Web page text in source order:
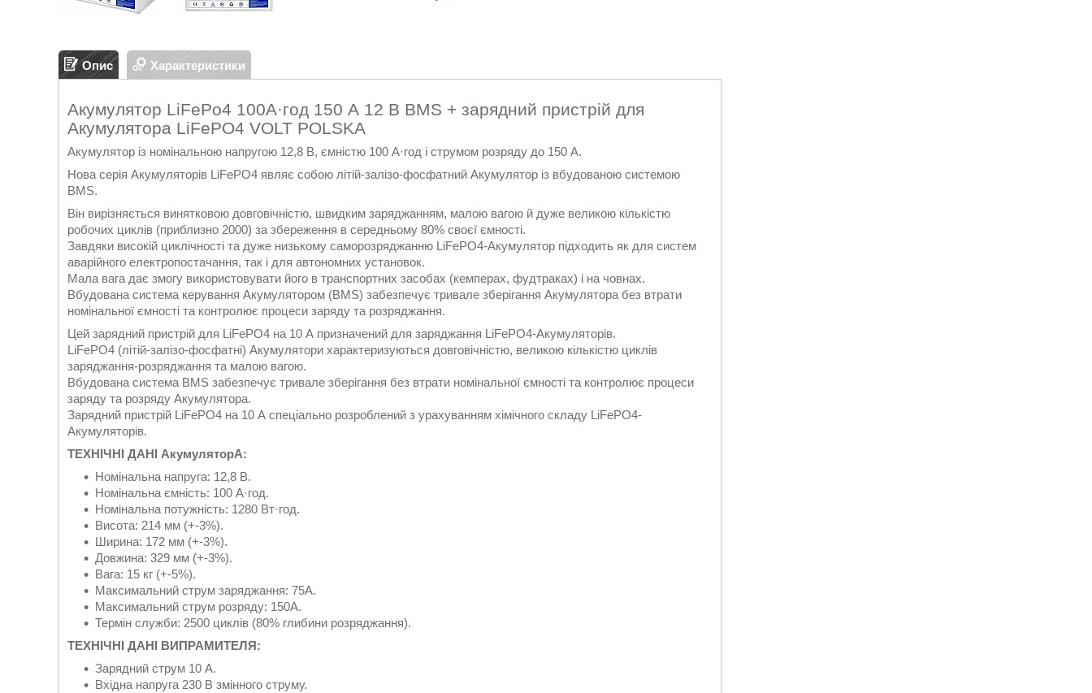
Опис Характеристики
Акумулятор LiFePo4 100А·год 150 А 12 В BMS + зарядний пристрій для
Акумулятора LiFePO4 VOLT POLSKA
Акумулятор із номінальною напругою 12,8 В, ємністю 100 А·год і струмом розряду до 150 А.
Нова серія Акумуляторів LiFePO4 являє собою літій-залізо-фосфатний Акумулятор із вбудованою системою
BMS.
Він вирізняється винятковою довговічністю, швидким заряджанням, малою вагою й дуже великою кількістю
робочих циклів (приблизно 2000) за збереження в середньому 80% своєї ємності.
Завдяки високій циклічності та дуже низькому саморозряджанню LiFePO4-Акумулятор підходить як для систем
аварійного електропостачання, так і для автономних установок.
Мала вага дає змогу використовувати його в транспортних засобах (кемперах, фудтраках) і на човнах.
Вбудована система керування Акумулятором (BMS) забезпечує тривале зберігання Акумулятора без втрати
номінальної ємності та контролює процеси заряду та розряджання.
Цей зарядний пристрій для LiFePO4 на 10 А призначений для заряджання LiFePO4-Акумуляторів.
LiFePO4 (літій-залізо-фосфатні) Акумулятори характеризуються довговічністю, великою кількістю циклів
заряджання-розряджання та малою вагою.
Вбудована система BMS забезпечує тривале зберігання без втрати номінальної ємності та контролює процеси
заряду та розряду Акумулятора.
Зарядний пристрій LiFePO4 на 10 А спеціально розроблений з урахуванням хімічного складу LiFePO4-
Акумуляторів.
ТЕХНІЧНІ ДАНІ АкумуляторА:
Номінальна напруга: 12,8 В.
Номінальна ємність: 100 А·год.
Номінальна потужність: 1280 Вт·год.
Висота: 214 мм (+-3%).
Ширина: 172 мм (+-3%).
Довжина: 329 мм (+-3%).
Вага: 15 кг (+-5%).
Максимальний струм заряджання: 75А.
Максимальний струм розряду: 150А.
Термін служби: 2500 циклів (80% глибини розряджання).
ТЕХНІЧНІ ДАНІ ВИПРАМИТЕЛЯ:
Зарядний струм 10 А.
Вхідна напруга 230 В змінного струму.